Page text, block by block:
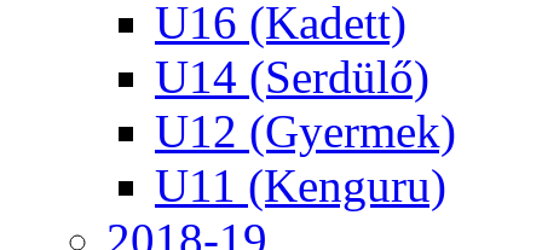
U16 (Kadett)
U14 (Serdülő)
U12 (Gyermek)
U11 (Kenguru)
2018-19